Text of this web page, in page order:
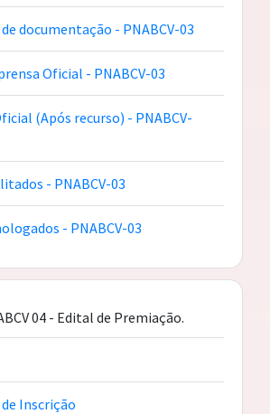
documentação - PNABCV-03
Oficial - PNABCV-03
(Após recurso) - PNABCV-
- PNABCV-03
- PNABCV-03
04 - Edital de Premiação.
Inscrição